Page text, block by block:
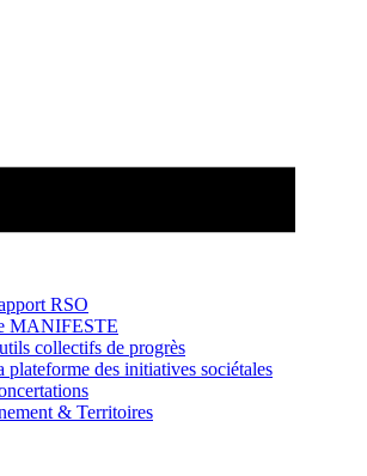
RSO
MANIFESTE
collectifs de progrès
plateforme des initiatives sociétales
& Territoires